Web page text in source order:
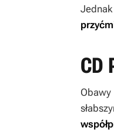
CD